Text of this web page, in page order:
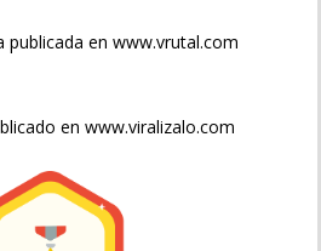
publicada en www.vrutal.com
en www.viralizalo.com